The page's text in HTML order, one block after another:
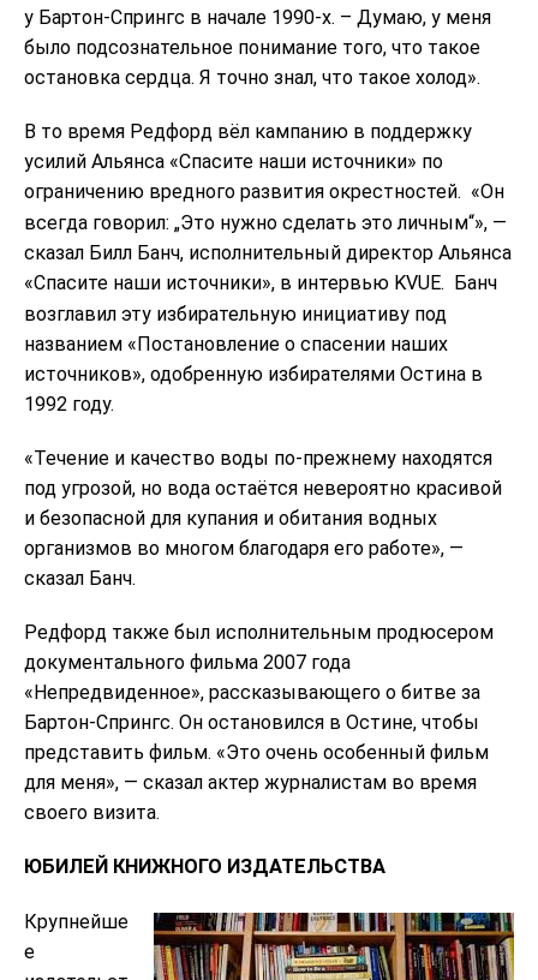
у Бартон-Спрингс в начале 1990-х. – Думаю, у меня
было подсознательное понимание того, что такое
остановка сердца. Я точно знал, что такое холод».
В то время Редфорд вёл кампанию в поддержку
усилий Альянса «Спасите наши источники» по
ограничению вредного развития окрестностей. «Он
всегда говорил: „Это нужно сделать это личным“», —
сказал Билл Банч, исполнительный директор Альянса
«Спасите наши источники», в интервью KVUE. Банч
возглавил эту избирательную инициативу под
названием «Постановление о спасении наших
источников», одобренную избирателями Остина в
1992 году.
«Течение и качество воды по-прежнему находятся
под угрозой, но вода остаётся невероятно красивой
и безопасной для купания и обитания водных
организмов во многом благодаря его работе», —
сказал Банч.
Редфорд также был исполнительным продюсером
документального фильма 2007 года
«Непредвиденное», рассказывающего о битве за
Бартон-Спрингс. Он остановился в Остине, чтобы
представить фильм. «Это очень особенный фильм
для меня», — сказал актер журналистам во время
своего визита.
ЮБИЛЕЙ КНИЖНОГО ИЗДАТЕЛЬСТВА
Крупнейше
е